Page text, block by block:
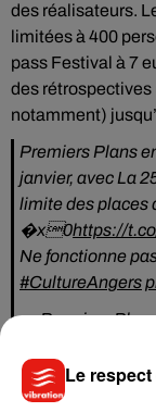
des réalisateurs.
limitées à 400
pass Festival à 7
des
notamment)
Premiers Plans
janvier, avec La
limite des places
�x0https://
Ne fonctionne
#CultureAngers
— Premiers
Le